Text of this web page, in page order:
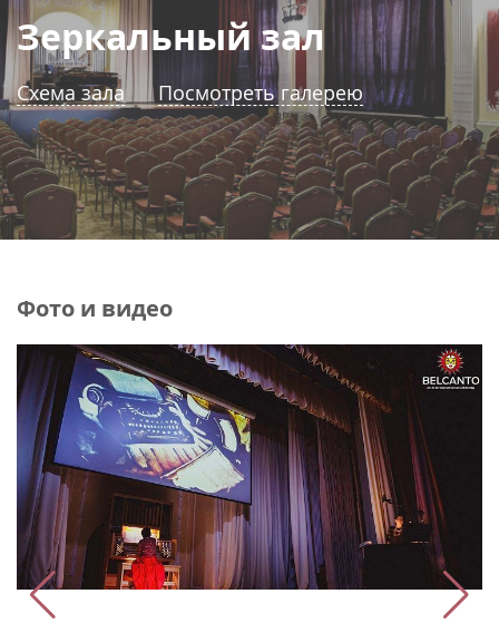
Зеркальный зал
Схема зала Посмотреть галерею
Фото и видео